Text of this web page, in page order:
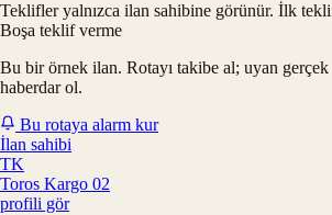
Teklifler yalnızca ilan sahibine görünür. İlk
Boşa teklif verme
Bu bir örnek ilan. Rotayı takibe al; uyan gerçek
haberdar ol.
Bu rotaya alarm kur
İlan sahibi
TK
Toros Kargo 02
profili gör